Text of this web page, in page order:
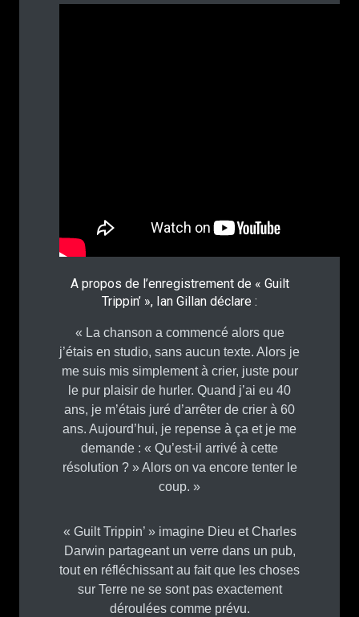
A propos de l’enregistrement de « Guilt
Trippin’ », Ian Gillan déclare :
« La chanson a commencé alors que
j’étais en studio, sans aucun texte. Alors je
me suis mis simplement à crier, juste pour
le pur plaisir de hurler. Quand j’ai eu 40
ans, je m’étais juré d’arrêter de crier à 60
ans. Aujourd’hui, je repense à ça et je me
demande : « Qu’est-il arrivé à cette
résolution ? » Alors on va encore tenter le
coup. »
« Guilt Trippin’ » imagine Dieu et Charles
Darwin partageant un verre dans un pub,
tout en réfléchissant au fait que les choses
sur Terre ne se sont pas exactement
déroulées comme prévu.